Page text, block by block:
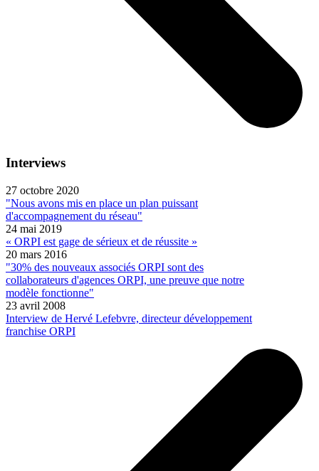
Interviews
27 octobre 2020
"Nous avons mis en place un plan puissant
d'accompagnement du réseau"
24 mai 2019
« ORPI est gage de sérieux et de réussite »
20 mars 2016
"30% des nouveaux associés ORPI sont des
collaborateurs d'agences ORPI, une preuve que notre
modèle fonctionne"
23 avril 2008
Interview de Hervé Lefebvre, directeur développement
franchise ORPI